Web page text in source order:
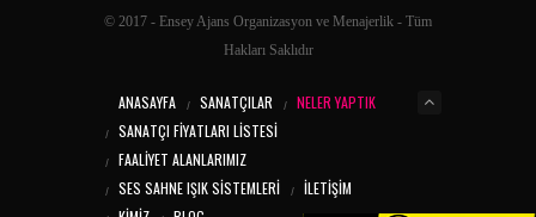
© 2017 - Ensey Ajans Organizasyon ve Menajerlik - Tüm
Hakları Saklıdır
ANASAYFA SANATÇILAR
NELER YAPTIK
SANATÇI FIYATLARI LISTESI
FAALIYET ALANLARIMIZ
SES SAHNE IŞIK SISTEMLERI
İLETIŞIM